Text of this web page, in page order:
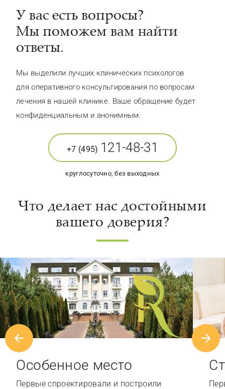
У вас есть вопросы?
Мы поможем вам найти
ответы.
Мы выделили лучших клинических психологов
для оперативного консультирования по вопросам
лечения в нашей клинике. Ваше обращение будет
конфиденциальным и анонимным.
+7 (495) 121-48-31
круглосуточно, без выходных
Что делает нас достойными
вашего доверия?
Особенное место
Первые спроектировали и построили